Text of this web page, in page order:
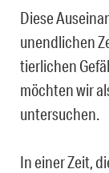
Diese
unendlichen
tierlichen
möchten wir
untersuchen.
In einer Zeit,